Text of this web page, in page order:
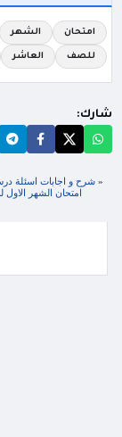
امتحان الشهر
للصف العاشر
شارك:
« شرح و اجابات اسئلة درس
امتحان الشهر الاول لمادة